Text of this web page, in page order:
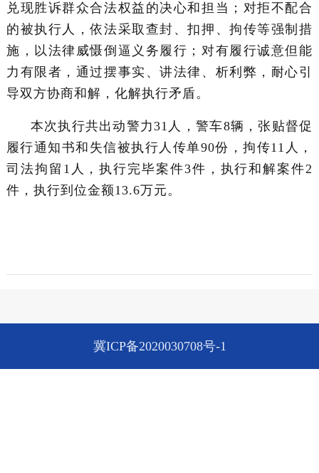
兑现胜诉群众合法权益的决心和担当；对拒不配合
的被执行人，依法采取查封、扣押、拘传等强制措
施，以法律威慑倒逼义务履行；对有履行诚意但能
力有限者，通过摆事实、讲法律、析利弊，耐心引
导双方协商和解，化解执行矛盾。
本次执行共出动警力31人，警车8辆，张贴督促
履行通知书和失信被执行人传单90份，拘传11人，
司法拘留1人，执行完毕案件3件，执行和解案件2
件，执行到位金额13.6万元。
冀ICP备2020030708号-1